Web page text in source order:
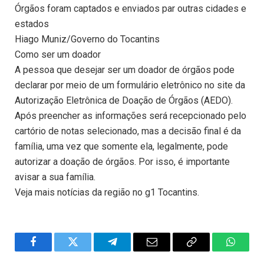
Órgãos foram captados e enviados par outras cidades e
estados
Hiago Muniz/Governo do Tocantins
Como ser um doador
A pessoa que desejar ser um doador de órgãos pode
declarar por meio de um formulário eletrônico no site da
Autorização Eletrônica de Doação de Órgãos (AEDO).
Após preencher as informações será recepcionado pelo
cartório de notas selecionado, mas a decisão final é da
família, uma vez que somente ela, legalmente, pode
autorizar a doação de órgãos. Por isso, é importante
avisar a sua família.
Veja mais notícias da região no g1 Tocantins.
FacebookTwitter TelegramEmail
Copy